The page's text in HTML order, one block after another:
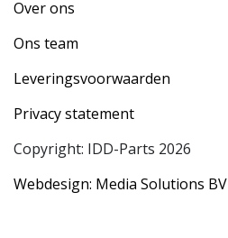
Over ons
Ons team
Leveringsvoorwaarden
Privacy statement
Copyright: IDD-Parts 2026
Webdesign: Media Solutions BV